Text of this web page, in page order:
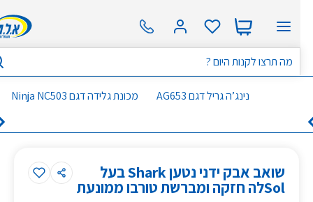
נינג’ה גריל דגם AG653 מכונת גלידה דגם Ninja NC503
שואב אבק ידני נטען Shark בעל
Solלה חזקה ומברשת טורבו ממונעת